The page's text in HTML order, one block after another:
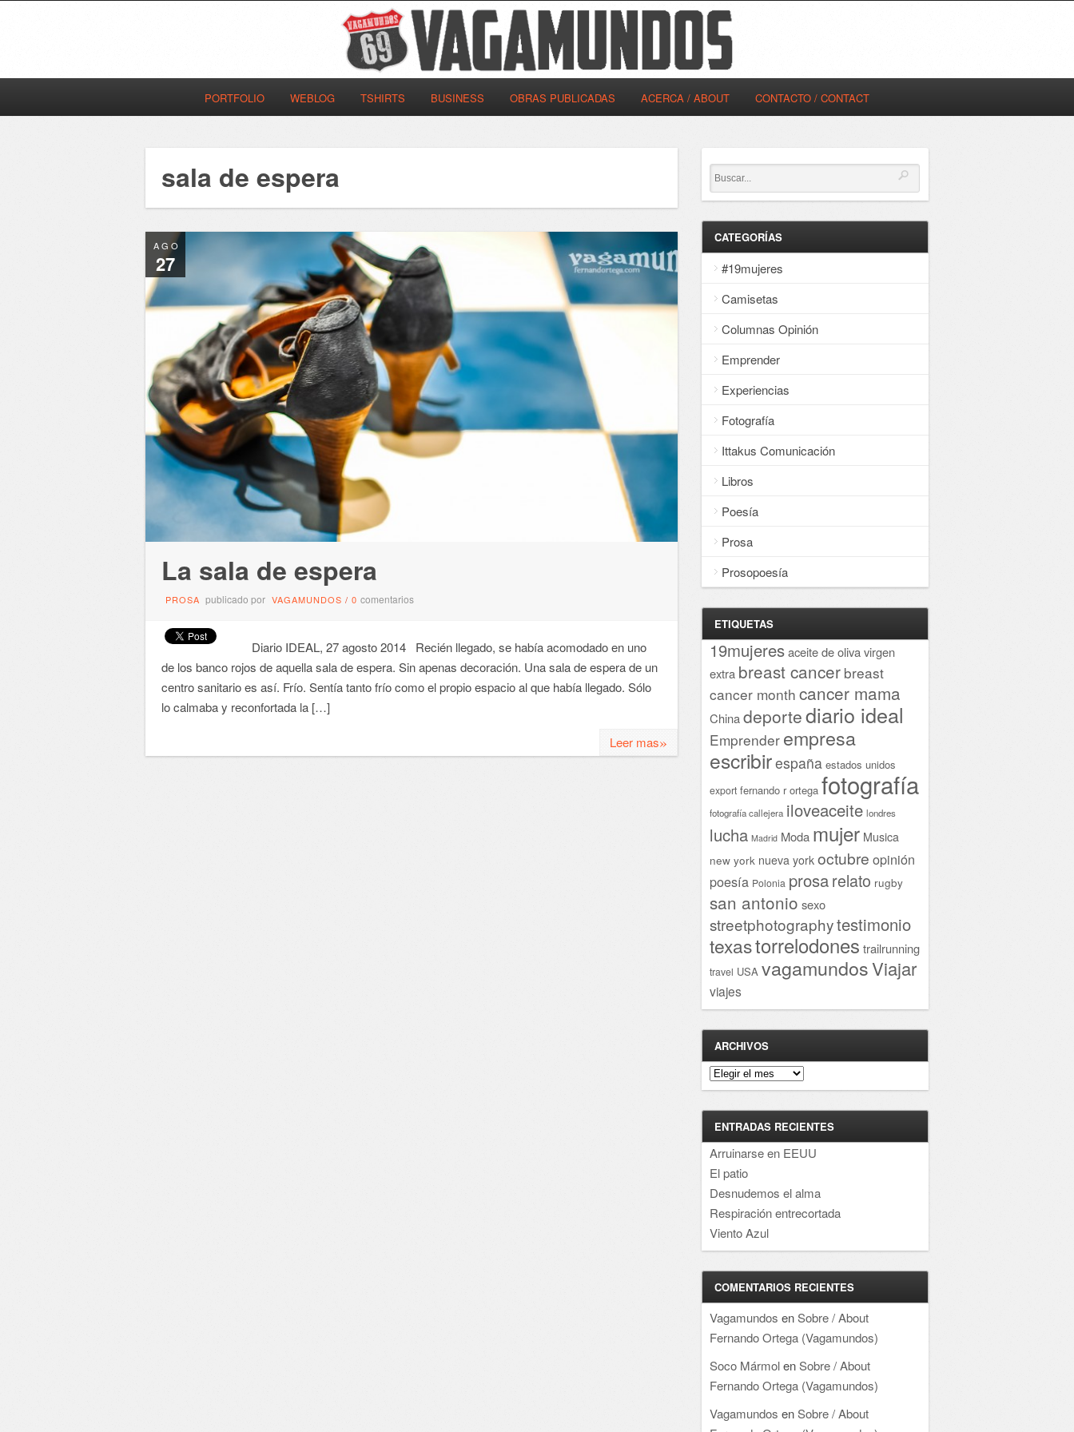
PORTFOLIO WEBLOG TSHIRTS BUSINESS OBRAS PUBLICADAS ACERCA / ABOUT CONTACTO / CONTACT
sala de espera
AGO
27
La sala de espera
PROSA publicado por VAGAMUNDOS / 0 comentarios
Diario IDEAL, 27 agosto 2014 Recién llegado, se había acomodado en uno
de los banco rojos de aquella sala de espera. Sin apenas decoración. Una sala de espera de un
centro sanitario es así. Frío. Sentía tanto frío como el propio espacio al que había llegado. Sólo
lo calmaba y reconfortada la […]
Leer mas»
CATEGORÍAS
#19mujeres
Camisetas
Columnas Opinión
Emprender
Experiencias
Fotografía
Ittakus Comunicación
Libros
Poesía
Prosa
Prosopoesía
ETIQUETAS
19mujeresaceite de oliva virgen
extra breast cancer breast
cancer month cancer mama
Chinadeportediario ideal
Emprender empresa
escribirespaña estados unidos
export fernando r ortega fotografía
fotografía callejera iloveaceite londres
lucha Madrid Moda mujer Musica
new york nueva york octubre opinión
poesía Polonia prosarelato rugby
san antonio sexo
streetphotographytestimonio
texastorrelodones trailrunning
travel USA vagamundosViajar
viajes
ARCHIVOS
Archivos
ENTRADAS RECIENTES
Arruinarse en EEUU
El patio
Desnudemos el alma
Respiración entrecortada
Viento Azul
COMENTARIOS RECIENTES
Vagamundos enSobre / About
Fernando Ortega (Vagamundos)
Soco MármolenSobre / About
Fernando Ortega (Vagamundos)
Vagamundos enSobre / About